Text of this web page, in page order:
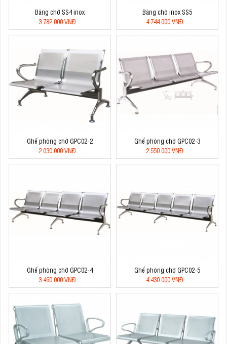
Băng chờ SS4 inox
3.782.000 VNĐ
Băng chờ inox SS5
4.744.000 VNĐ
Ghế phòng chờ GPC02-2
2.030.000 VNĐ
Ghế phòng chờ GPC02-3
2.550.000 VNĐ
Ghế phòng chờ GPC02-4
3.460.000 VNĐ
Ghế phòng chờ GPC02-5
4.430.000 VNĐ